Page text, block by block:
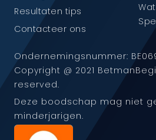
Resultaten tips
Contacteer ons
Ondernemingsnummer:
Copyright @ 2021
reserved.
Deze boodschap mag niet
minderjarigen.